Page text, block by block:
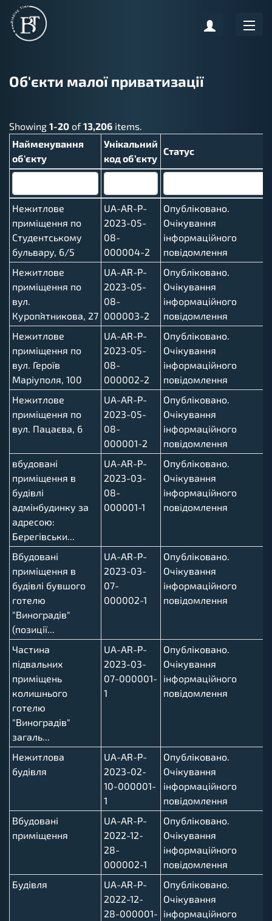
Об'єкти малої приватизації
Showing 1-20 of13,206 items.
Найменування
об'єкту
Унікальний
код об’єкту
Статус
Нежитлове
приміщення по
Студентському
бульвару, 6/5
UA-AR-P-
2023-05-
08-
000004-2
Опубліковано.
Очікування
інформаційного
повідомлення
Нежитлове
приміщення по
вул.
Куроп`ятникова, 27
UA-AR-P-
2023-05-
08-
000003-2
Опубліковано.
Очікування
інформаційного
повідомлення
Нежитлове
приміщення по
вул. Героїв
Маріуполя, 100
UA-AR-P-
2023-05-
08-
000002-2
Опубліковано.
Очікування
інформаційного
повідомлення
Нежитлове
приміщення по
вул. Пацаєва, 6
UA-AR-P-
2023-05-
08-
000001-2
Опубліковано.
Очікування
інформаційного
повідомлення
вбудовані
приміщення в
будівлі
адмінбудинку за
адресою:
Берегівськи...
UA-AR-P-
2023-03-
08-
000001-1
Опубліковано.
Очікування
інформаційного
повідомлення
Вбудовані
приміщення в
будівлі бувшого
готелю
"Виноградів"
(позиції...
UA-AR-P-
2023-03-
07-
000002-1
Опубліковано.
Очікування
інформаційного
повідомлення
Частина
підвальних
приміщень
колишнього
готелю
"Виноградів"
загаль...
UA-AR-P-
2023-03-
07-000001-
1
Опубліковано.
Очікування
інформаційного
повідомлення
Нежитлова
будівля
UA-AR-P-
2023-02-
10-000001-
1
Опубліковано.
Очікування
інформаційного
повідомлення
Вбудовані
приміщення
UA-AR-P-
2022-12-
28-
000002-1
Опубліковано.
Очікування
інформаційного
повідомлення
Будівля
UA-AR-P-
2022-12-
28-000001-
Опубліковано.
Очікування
інформаційного